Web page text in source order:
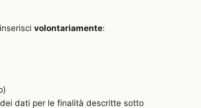
volontariamente:
dati per le finalità descritte sotto